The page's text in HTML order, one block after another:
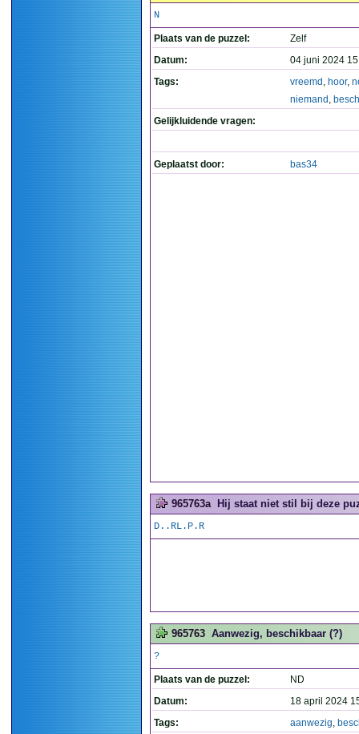
N
Plaats van de puzzel:
Zelf
Datum:
04 juni 2024
Tags:
vreemd , hoor,
niemand ,
Gelijkluidende vragen:
Geplaatst door: bas34
965763a Hij staat niet stil bij deze
D..RL.P.R
965763 Aanwezig, beschikbaar (?)
?
Plaats van de puzzel:
ND
Datum:
18 april 2024
Tags:
aanwezig,